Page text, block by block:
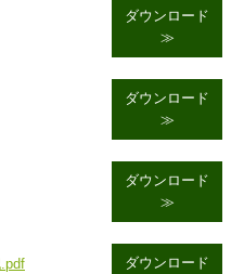
≫
≫
≫